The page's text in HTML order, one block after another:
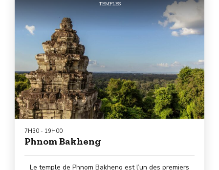
TEMPLES
Phnom Bakheng
7H30 - 19H00
Le temple de Phnom Bakheng est l’un des premiers